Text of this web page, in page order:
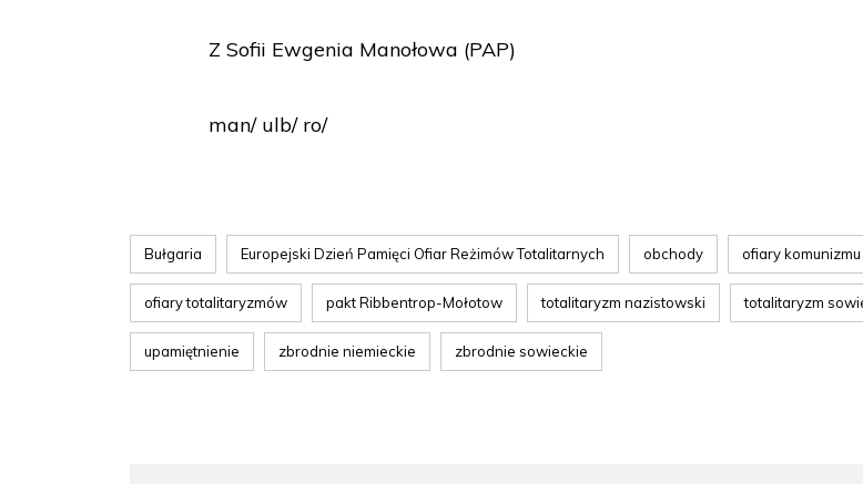
Z Sofii Ewgenia Manołowa (PAP)
man/ ulb/ ro/
Bułgaria Europejski Dzień Pamięci Ofiar Reżimów Totalitarnych obchody ofiary komunizmu
ofiary totalitaryzmów pakt Ribbentrop-Mołotow totalitaryzm nazistowski totalitaryzm
upamiętnienie zbrodnie niemieckie zbrodnie sowieckie